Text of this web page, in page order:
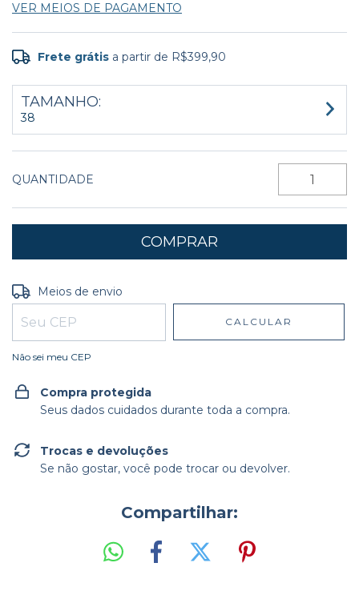
VER MEIOS DE PAGAMENTO
Frete grátis a partir de R$399,90
TAMANHO:
38
QUANTIDADE
Entregas para o CEP:
Meios de envio
CALCULAR
Não sei meu CEP
Compra protegida
Seus dados cuidados durante toda a compra.
Trocas e devoluções
Se não gostar, você pode trocar ou devolver.
Compartilhar: